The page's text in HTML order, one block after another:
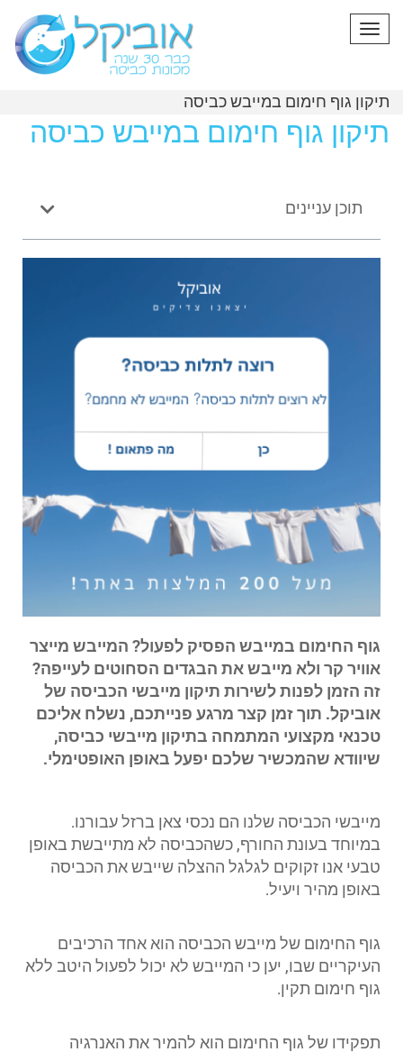
תפריט
תיקון גוף חימום במייבש כביסה
תיקון גוף חימום במייבש כביסה
תוכן עניינים
גוף החימום במייבש הפסיק לפעול? המייבש מייצר
אוויר קר ולא מייבש את הבגדים הסחוטים לעייפה?
זה הזמן לפנות לשירות תיקון מייבשי הכביסה של
אוביקל. תוך זמן קצר מרגע פנייתכם, נשלח אליכם
טכנאי מקצועי המתמחה בתיקון מייבשי כביסה,
שיוודא שהמכשיר שלכם יפעל באופן האופטימלי.
מייבשי הכביסה שלנו הם נכסי צאן ברזל עבורנו.
במיוחד בעונת החורף, כשהכביסה לא מתייבשת באופן
טבעי אנו זקוקים לגלגל ההצלה שייבש את הכביסה
באופן מהיר ויעיל.
גוף החימום של מייבש הכביסה הוא אחד הרכיבים
העיקריים שבו, יען כי המייבש לא יכול לפעול היטב ללא
גוף חימום תקין.
תפקידו של גוף החימום הוא להמיר את האנרגיה